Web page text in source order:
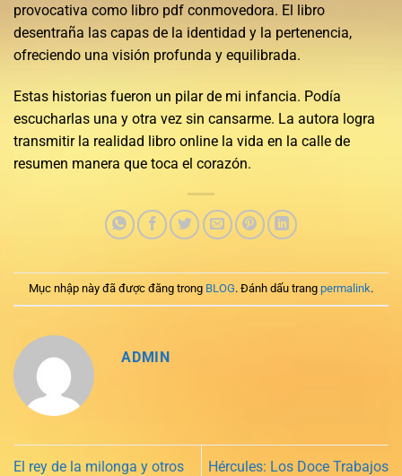
provocativa como libro pdf conmovedora. El libro
desentraña las capas de la identidad y la pertenencia,
ofreciendo una visión profunda y equilibrada.
Estas historias fueron un pilar de mi infancia. Podía
escucharlas una y otra vez sin cansarme. La autora logra
transmitir la realidad libro online​ la vida en la calle de
resumen manera que toca el corazón.
Mục nhập này đã được đăng trong BLOG. Đánh dấu trang permalink.
ADMIN
El rey de la milonga y otros
Hércules: Los Doce Trabajos